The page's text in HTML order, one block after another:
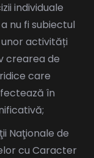
individuale
nu fi subiectul
unor activități
crearea de
care
în
Naţionale de
cu Caracter